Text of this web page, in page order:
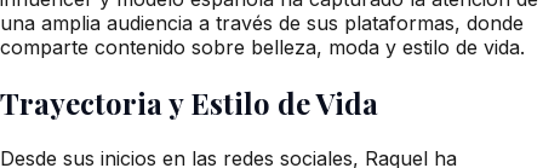
una amplia audiencia a través de sus plataformas, donde
comparte contenido sobre belleza, moda y estilo de vida.
Trayectoria y Estilo de Vida
Desde sus inicios en las redes sociales, Raquel ha